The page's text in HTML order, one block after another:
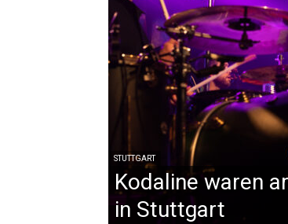
STUTTGART
Kodaline waren
in Stuttgart